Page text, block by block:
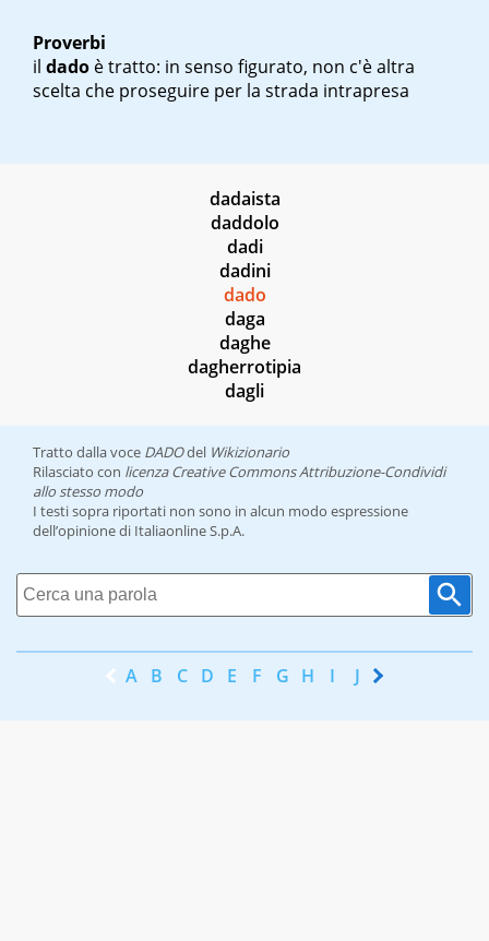
Proverbi
il dado è tratto: in senso figurato, non c'è altra
scelta che proseguire per la strada intrapresa
dadaista
daddolo
dadi
dadini
dado
daga
daghe
dagherrotipia
dagli
Tratto dalla voce DADOdel Wikizionario
Rilasciato con licenza Creative Commons Attribuzione-Condividi
allo stesso modo
I testi sopra riportati non sono in alcun modo espressione
dell’opinione di Italiaonline S.p.A.
A B C D E F G H I J K